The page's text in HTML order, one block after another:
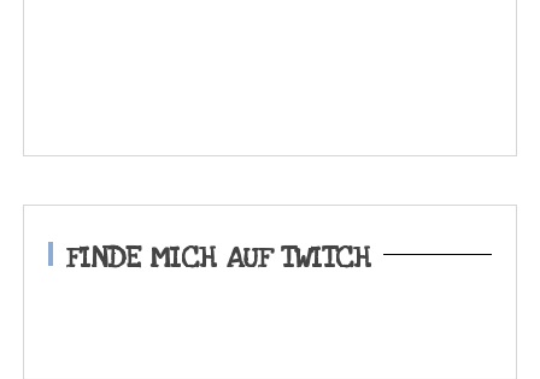
FINDE MICH AUF TWITCH